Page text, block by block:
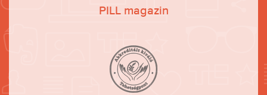
PILL magazin